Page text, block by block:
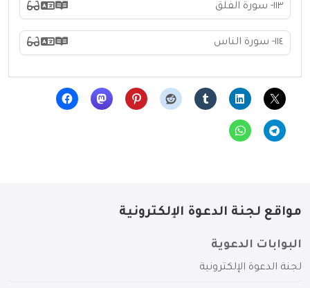
١١٣- سورة الفلق
١١٤- سورة الناس
مواقع لجنة الدعوة الإلكترونية
البوابات الدعوية
لجنة الدعوة الإلكترونية